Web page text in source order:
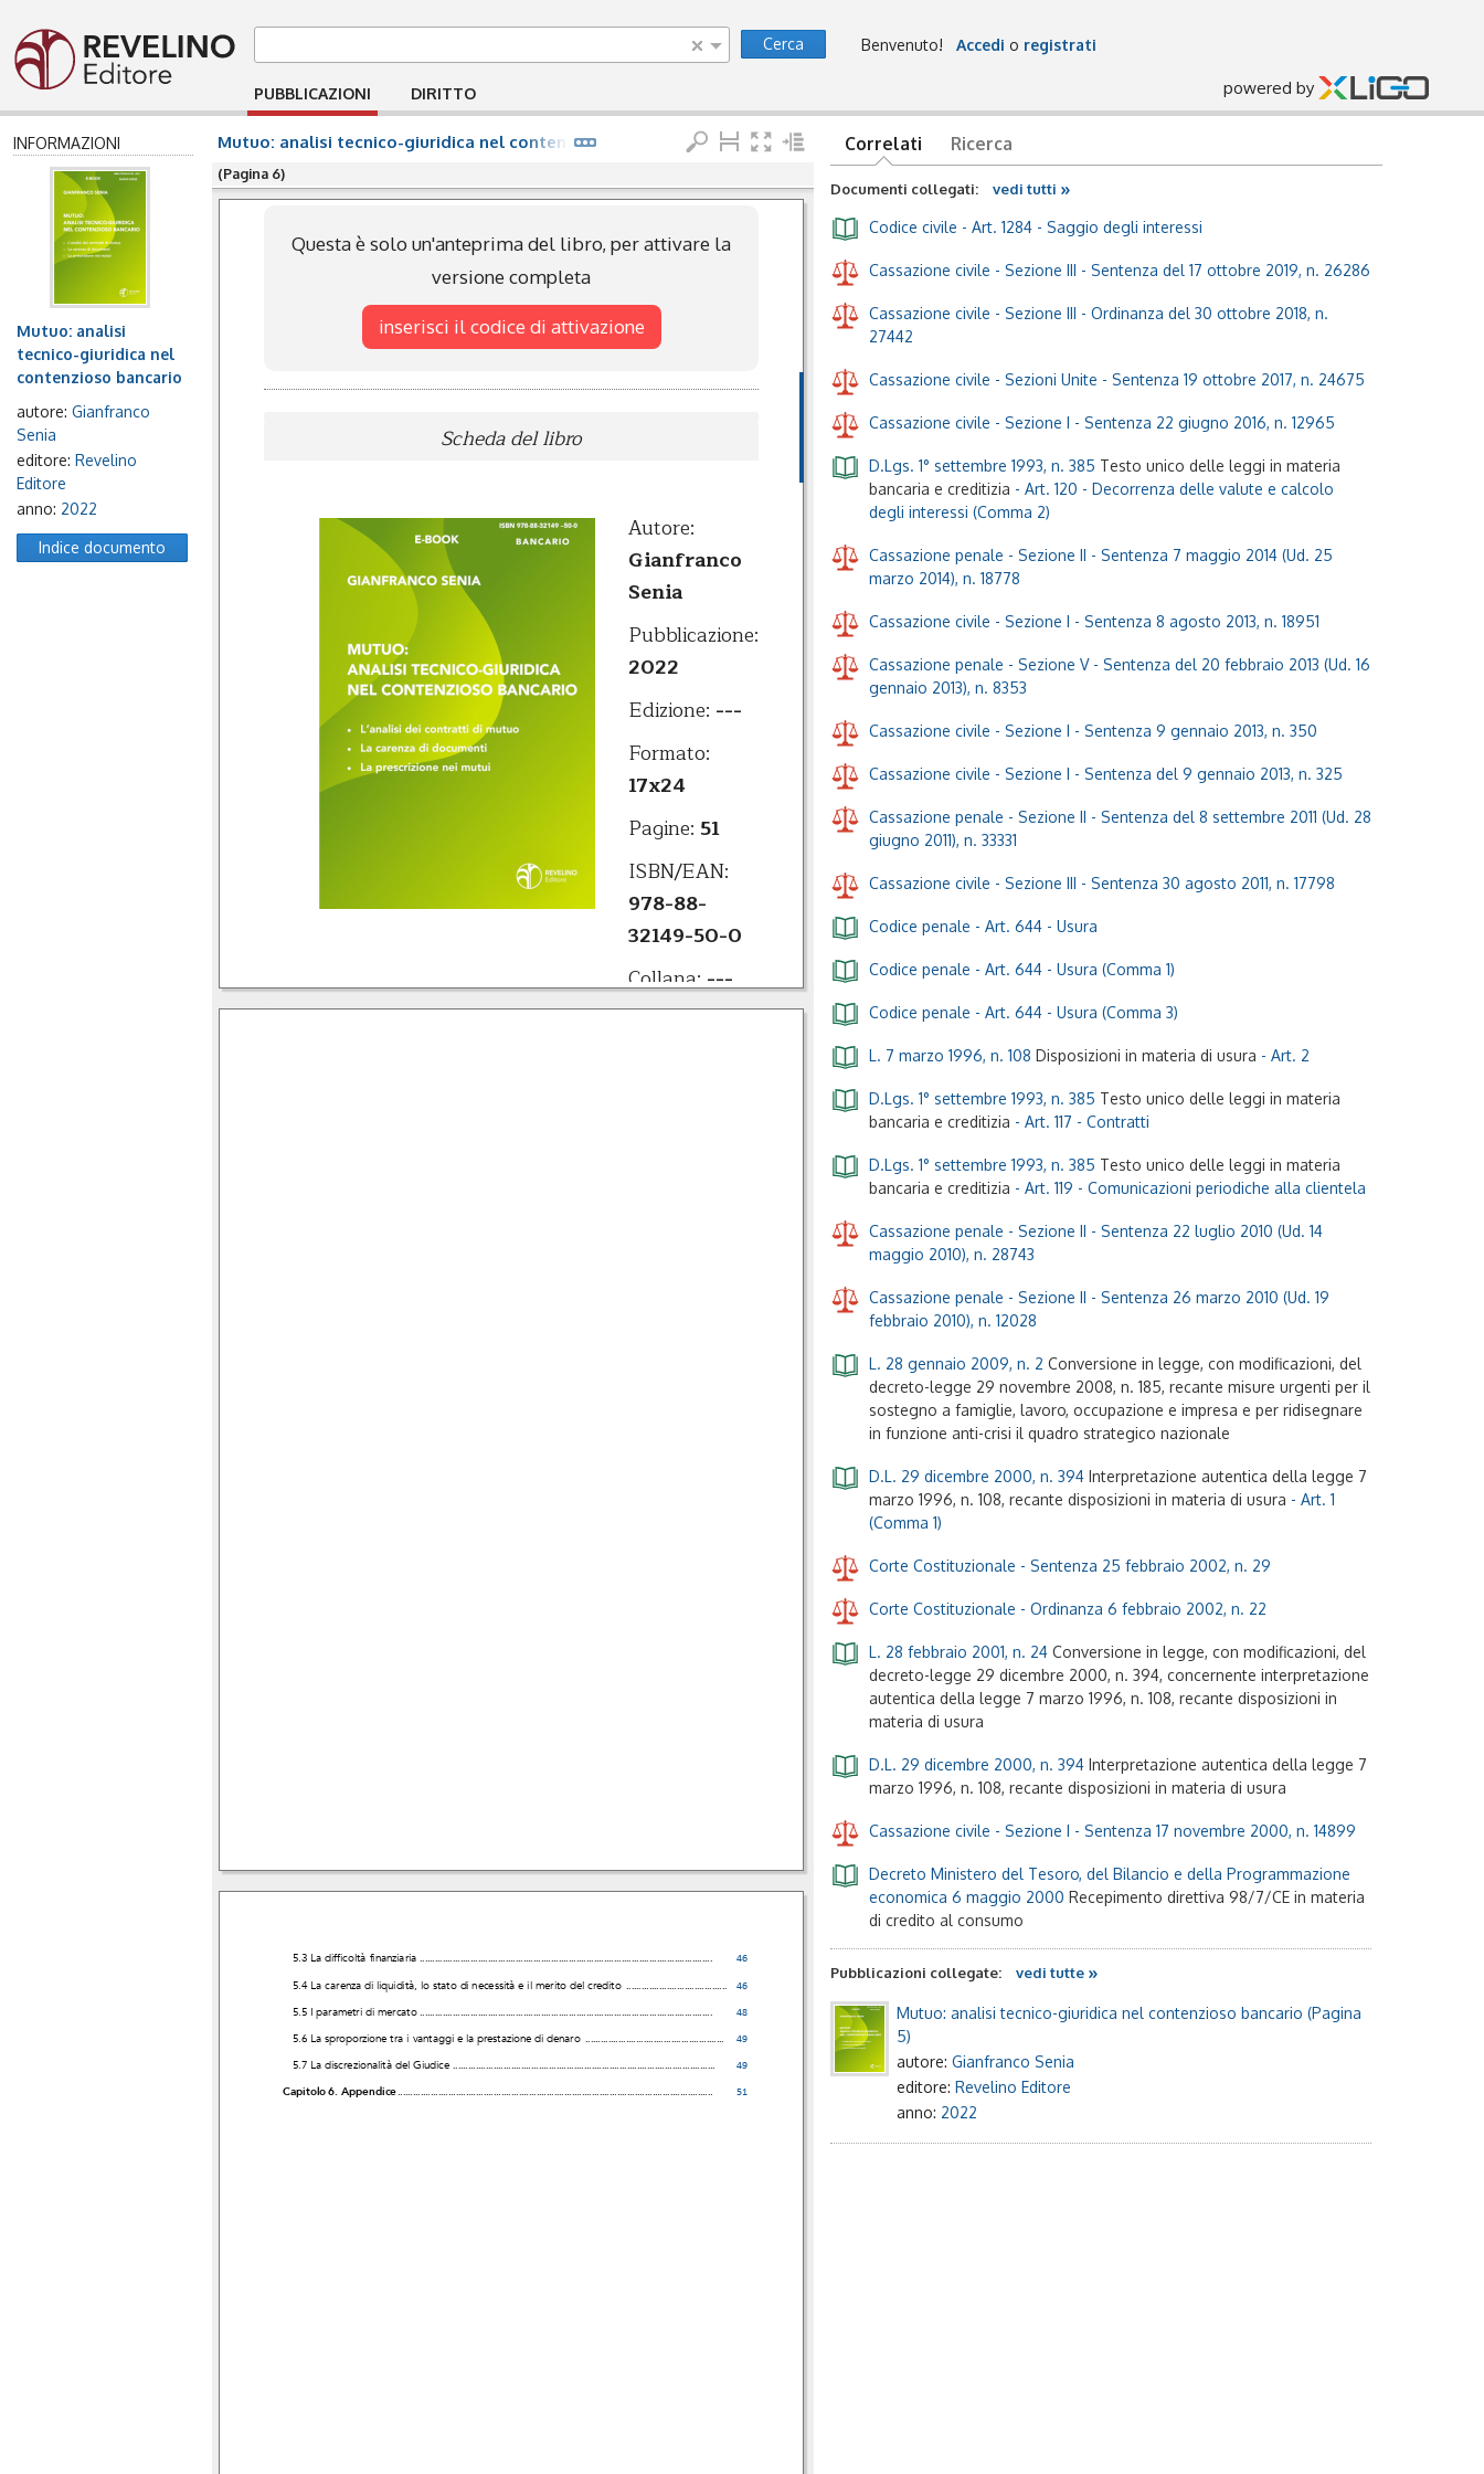
powered by
Benvenuto! Accedi o registrati
Cerca
PUBBLICAZIONI DIRITTO
INFORMAZIONI
Mutuo: analisi
tecnico-giuridica nel
contenzioso bancario
autore: Gianfranco
Senia
editore: Revelino
Editore
anno: 2022
Indice documento
Correlati Ricerca
Documenti collegati: vedi tutti »
Codice civile - Art. 1284 - Saggio degli interessi
Cassazione civile - Sezione III - Sentenza del 17 ottobre 2019, n. 26286
Cassazione civile - Sezione III - Ordinanza del 30 ottobre 2018, n.
27442
Cassazione civile - Sezioni Unite - Sentenza 19 ottobre 2017, n. 24675
Cassazione civile - Sezione I - Sentenza 22 giugno 2016, n. 12965
D.Lgs. 1° settembre 1993, n. 385 Testo unico delle leggi in materia
bancaria e creditizia - Art. 120 - Decorrenza delle valute e calcolo
degli interessi (Comma 2)
Cassazione penale - Sezione II - Sentenza 7 maggio 2014 (Ud. 25
marzo 2014), n. 18778
Cassazione civile - Sezione I - Sentenza 8 agosto 2013, n. 18951
Cassazione penale - Sezione V - Sentenza del 20 febbraio 2013 (Ud. 16
gennaio 2013), n. 8353
Cassazione civile - Sezione I - Sentenza 9 gennaio 2013, n. 350
Cassazione civile - Sezione I - Sentenza del 9 gennaio 2013, n. 325
Cassazione penale - Sezione II - Sentenza del 8 settembre 2011 (Ud. 28
giugno 2011), n. 33331
Cassazione civile - Sezione III - Sentenza 30 agosto 2011, n. 17798
Codice penale - Art. 644 - Usura
Codice penale - Art. 644 - Usura (Comma 1)
Codice penale - Art. 644 - Usura (Comma 3)
L. 7 marzo 1996, n. 108 Disposizioni in materia di usura - Art. 2
D.Lgs. 1° settembre 1993, n. 385 Testo unico delle leggi in materia
bancaria e creditizia - Art. 117 - Contratti
D.Lgs. 1° settembre 1993, n. 385 Testo unico delle leggi in materia
bancaria e creditizia - Art. 119 - Comunicazioni periodiche alla clientela
Cassazione penale - Sezione II - Sentenza 22 luglio 2010 (Ud. 14
maggio 2010), n. 28743
Cassazione penale - Sezione II - Sentenza 26 marzo 2010 (Ud. 19
febbraio 2010), n. 12028
L. 28 gennaio 2009, n. 2 Conversione in legge, con modificazioni, del
decreto-legge 29 novembre 2008, n. 185, recante misure urgenti per il
sostegno a famiglie, lavoro, occupazione e impresa e per ridisegnare
in funzione anti-crisi il quadro strategico nazionale
D.L. 29 dicembre 2000, n. 394 Interpretazione autentica della legge 7
marzo 1996, n. 108, recante disposizioni in materia di usura - Art. 1
(Comma 1)
Corte Costituzionale - Sentenza 25 febbraio 2002, n. 29
Corte Costituzionale - Ordinanza 6 febbraio 2002, n. 22
L. 28 febbraio 2001, n. 24 Conversione in legge, con modificazioni, del
decreto-legge 29 dicembre 2000, n. 394, concernente interpretazione
autentica della legge 7 marzo 1996, n. 108, recante disposizioni in
materia di usura
D.L. 29 dicembre 2000, n. 394 Interpretazione autentica della legge 7
marzo 1996, n. 108, recante disposizioni in materia di usura
Cassazione civile - Sezione I - Sentenza 17 novembre 2000, n. 14899
Decreto Ministero del Tesoro, del Bilancio e della Programmazione
economica 6 maggio 2000 Recepimento direttiva 98/7/CE in materia
di credito al consumo
Pubblicazioni collegate: vedi tutte »
Mutuo: analisi tecnico-giuridica nel contenzioso bancario (Pagina
5)
autore: Gianfranco Senia
editore: Revelino Editore
anno: 2022
Mutuo: analisi tecnico-giuridica nel contenzioso bancario
(Pagina 6)
Questa è solo un'anteprima del libro, per attivare la
versione completa
inserisci il codice di attivazione
Scheda del libro
Autore:
Gianfranco
Senia
Pubblicazione:
2022
Edizione: ---
Formato:
17x24
Pagine: 51
ISBN/EAN:
978-88-
32149-50-0
Collana:---
5.3 La difficoltà finanziaria 46
5.4 La carenza di liquidità, lo stato di necessità e il merito del credito 46
5.5 I parametri di mercato 48
5.6 La sproporzione tra i vantaggi e la prestazione di denaro 49
5.7 La discrezionalità del Giudice 49
Capitolo 6. Appendice............................................................................................................................. 51